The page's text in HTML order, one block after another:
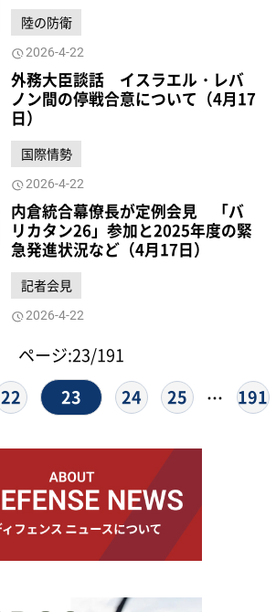
陸の防衛
2026-4-22
外務大臣談話 イスラエル・レバ
ノン間の停戦合意について（4月17
日）
国際情勢
2026-4-22
内倉統合幕僚長が定例会見 「バ
リカタン26」参加と2025年度の緊
急発進状況など（4月17日）
記者会見
2026-4-22
ページ:23/191
22 23 24 25 … 191